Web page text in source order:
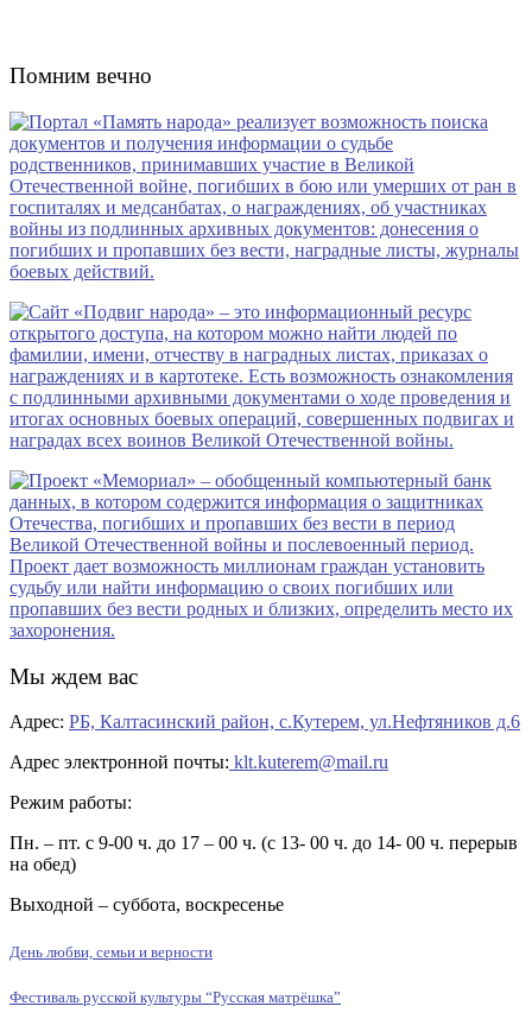
Помним вечно
Мы ждем вас
Адрес: РБ, Калтасинский район, с.Кутерем, ул.Нефтяников д.6
Адрес электронной почты: klt.kuterem@mail.ru
Режим работы:
Пн. – пт. с 9-00 ч. до 17 – 00 ч. (с 13- 00 ч. до 14- 00 ч. перерыв
на обед)
Выходной – суббота, воскресенье
День любви, семьи и верности
Фестиваль русской культуры “Русская матрёшка”